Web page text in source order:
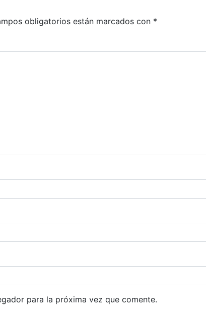
obligatorios están marcados con *
para la próxima vez que comente.